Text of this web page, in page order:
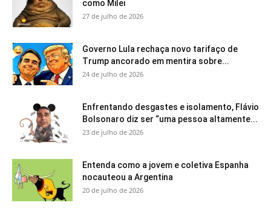
como Milei
27 de julho de 2026
Governo Lula rechaça novo tarifaço de
Trump ancorado em mentira sobre...
24 de julho de 2026
Enfrentando desgastes e isolamento, Flávio
Bolsonaro diz ser “uma pessoa altamente...
23 de julho de 2026
Entenda como a jovem e coletiva Espanha
nocauteou a Argentina
20 de julho de 2026